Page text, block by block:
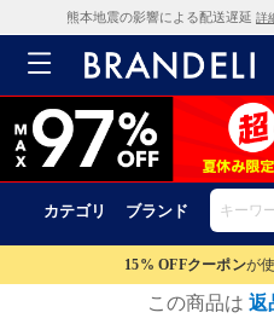
熊本地震の影響による配送遅延 詳
カテゴリ ブランド
15% OFFクーポンが
この商品は 返